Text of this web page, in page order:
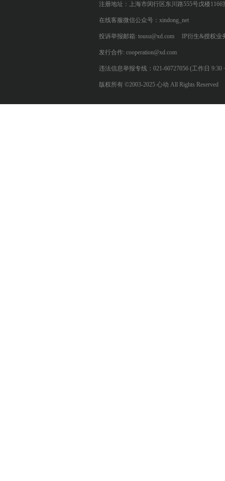
注册地址：上海市闵行区东川路555号戊楼1166
在线客服微信公众号：xindong_net
投诉举报邮箱: tousu@xd.com IP衍生&授权业
发行合作: cooperation@xd.com
违法信息举报专线：021-60727056 (工作日 9:30
版权所有 ©2003-2025 心动 All Rights Reserved